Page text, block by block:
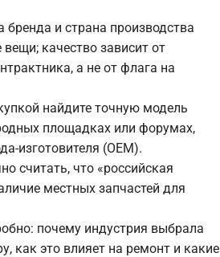
бренда и страна производства
качество зависит от
а не от флага на
найдите точную модель
площадках или форумах,
изготовителя (OEM).
считать, что «российская
местных запчастей для
почему индустрия выбрала
как это влияет на ремонт и какие